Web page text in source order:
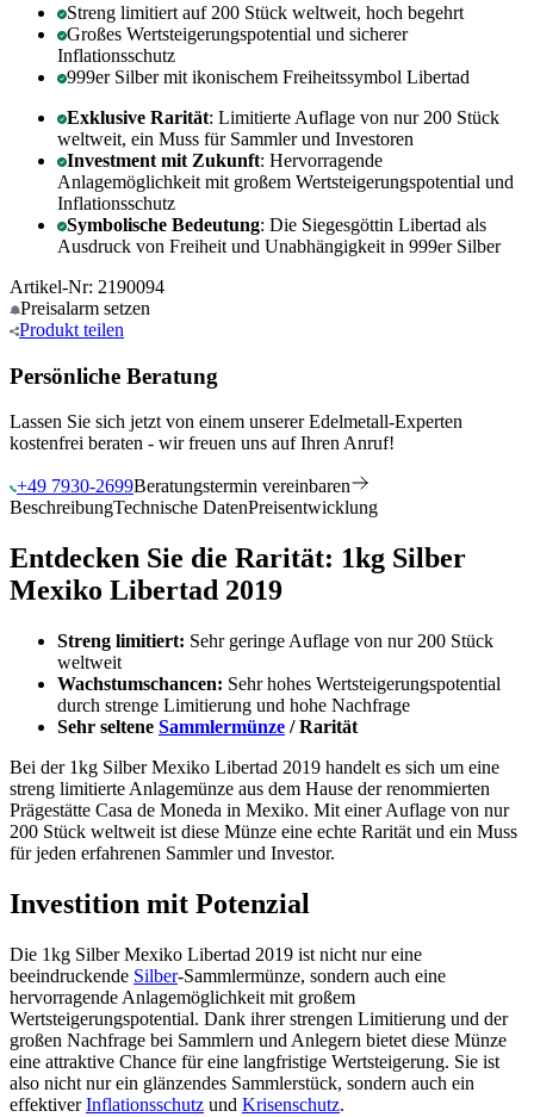
Streng limitiert auf 200 Stück weltweit, hoch begehrt
Großes Wertsteigerungspotential und sicherer
Inflationsschutz
999er Silber mit ikonischem Freiheitssymbol Libertad
Exklusive Rarität: Limitierte Auflage von nur 200 Stück
weltweit, ein Muss für Sammler und Investoren
Investment mit Zukunft: Hervorragende
Anlagemöglichkeit mit großem Wertsteigerungspotential und
Inflationsschutz
Symbolische Bedeutung: Die Siegesgöttin Libertad als
Ausdruck von Freiheit und Unabhängigkeit in 999er Silber
Artikel-Nr: 2190094
Preisalarm setzen
Produkt teilen
Persönliche Beratung
Lassen Sie sich jetzt von einem unserer Edelmetall-Experten
kostenfrei beraten - wir freuen uns auf Ihren Anruf!
+49 7930-2699Beratungstermin vereinbaren
BeschreibungTechnische DatenPreisentwicklung
Entdecken Sie die Rarität: 1kg Silber
Mexiko Libertad 2019
Streng limitiert: Sehr geringe Auflage von nur 200 Stück
weltweit
Wachstumschancen: Sehr hohes Wertsteigerungspotential
durch strenge Limitierung und hohe Nachfrage
Sehr seltene Sammlermünze / Rarität
Bei der 1kg Silber Mexiko Libertad 2019 handelt es sich um eine
streng limitierte Anlagemünze aus dem Hause der renommierten
Prägestätte Casa de Moneda in Mexiko. Mit einer Auflage von nur
200 Stück weltweit ist diese Münze eine echte Rarität und ein Muss
für jeden erfahrenen Sammler und Investor.
Investition mit Potenzial
Die 1kg Silber Mexiko Libertad 2019 ist nicht nur eine
beeindruckende Silber-Sammlermünze, sondern auch eine
hervorragende Anlagemöglichkeit mit großem
Wertsteigerungspotential. Dank ihrer strengen Limitierung und der
großen Nachfrage bei Sammlern und Anlegern bietet diese Münze
eine attraktive Chance für eine langfristige Wertsteigerung. Sie ist
also nicht nur ein glänzendes Sammlerstück, sondern auch ein
effektiverInflationsschutz und Krisenschutz.